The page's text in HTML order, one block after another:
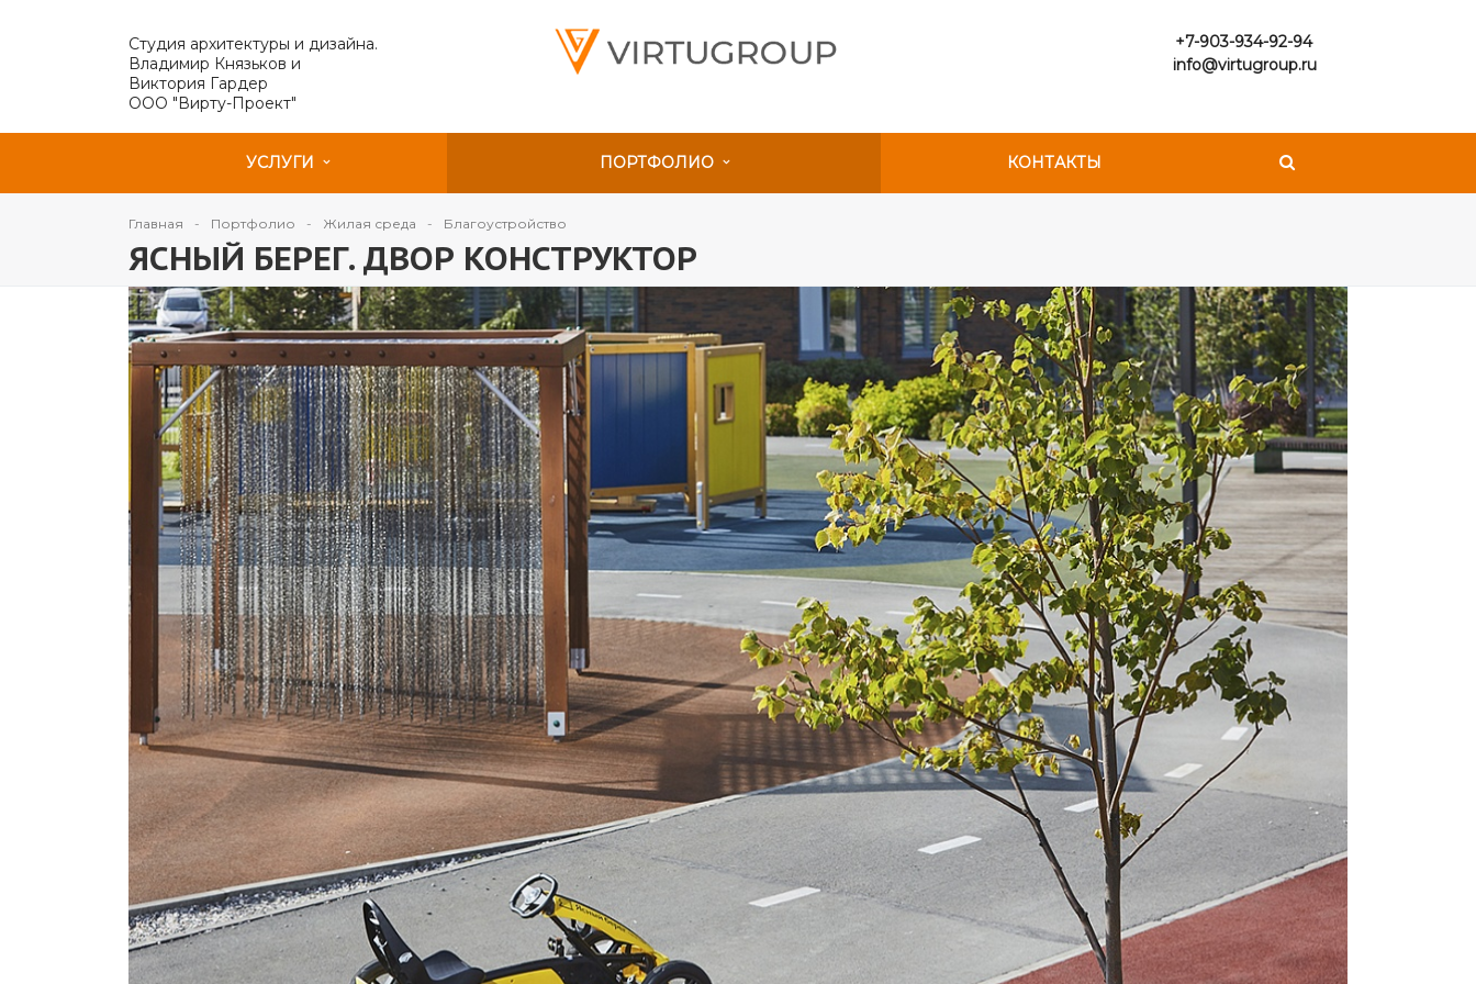
Студия архитектуры и дизайна.
Владимир Князьков и
Виктория Гардер
ООО "Вирту-Проект"
+7-903-934-92-94
info@virtugroup.ru
УСЛУГИ ПОРТФОЛИО КОНТАКТЫ
Главная Портфолио Жилая среда Благоустройство
ЯСНЫЙ БЕРЕГ. ДВОР КОНСТРУКТОР